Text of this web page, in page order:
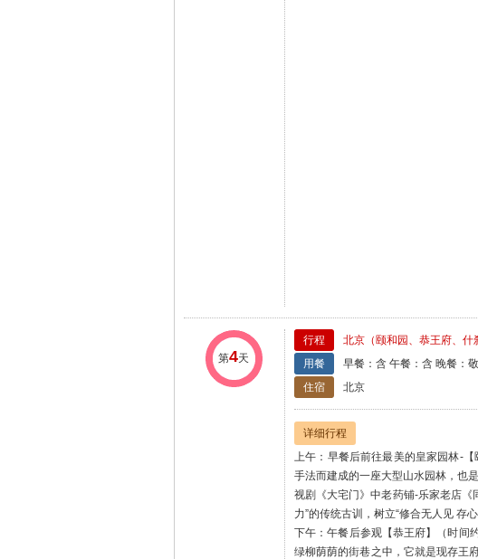
第4天
行程
北京（颐和园、恭王府、什
用餐
早餐：含 午餐：含 晚餐：
住宿
北京
详细行程
上午：早餐后前往最美的皇家园林-
手法而建成的一座大型山水园林，也
视剧《大宅门》中老药铺-乐家老店《
力”的传统古训，树立“修合无人见 存
下午：午餐后参观【恭王府】（时间
绿柳荫荫的街巷之中，它就是现存王